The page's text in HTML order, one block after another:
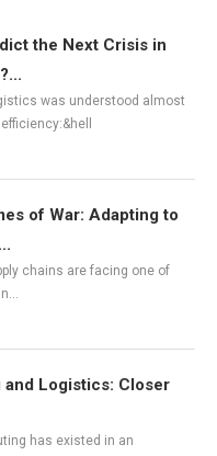
the Next Crisis in
was understood almost
of War: Adapting to
chains are facing one of
and Logistics: Closer
has existed in an